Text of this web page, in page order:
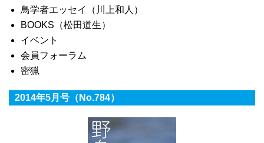
鳥学者エッセイ（川上和人）
BOOKS（松田道生）
イベント
会員フォーラム
密猟
2014年5月号（No.784）